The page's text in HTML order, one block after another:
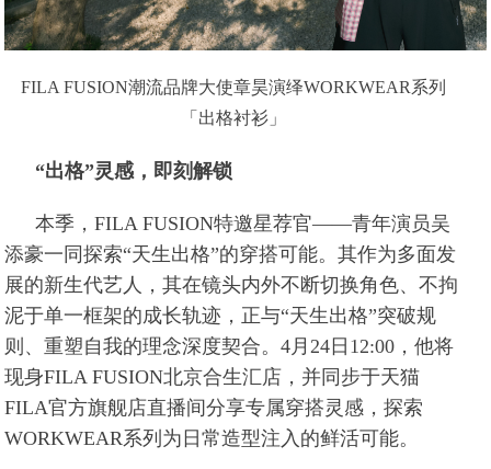
FILA FUSION潮流品牌大使章昊演绎WORKWEAR系列
「出格衬衫」
“出格”灵感，即刻解锁
本季，FILA FUSION特邀星荐官——青年演员吴
添豪一同探索“天生出格”的穿搭可能。其作为多面发
展的新生代艺人，其在镜头内外不断切换角色、不拘
泥于单一框架的成长轨迹，正与“天生出格”突破规
则、重塑自我的理念深度契合。4月24日12:00，他将
现身FILA FUSION北京合生汇店，并同步于天猫
FILA官方旗舰店直播间分享专属穿搭灵感，探索
WORKWEAR系列为日常造型注入的鲜活可能。